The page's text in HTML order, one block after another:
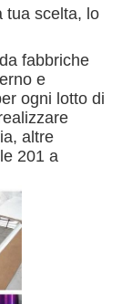
tua scelta, lo
fabbriche
e
ogni lotto di
altre
201 a